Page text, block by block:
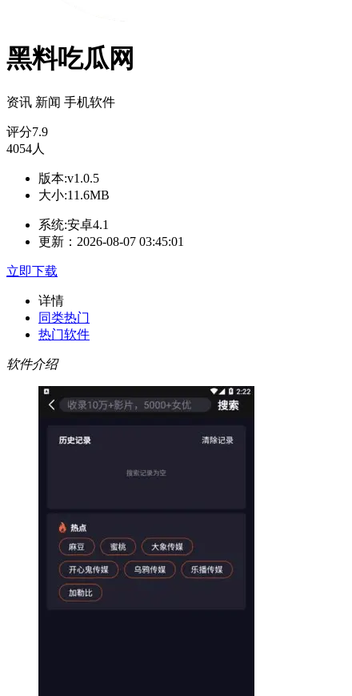
黑料吃瓜网
资讯 新闻 手机软件
评分7.9
4054人
版本:v1.0.5
大小:11.6MB
系统:安卓4.1
更新：2026-08-07 03:45:01
立即下载
详情
同类热门
热门软件
软件介绍